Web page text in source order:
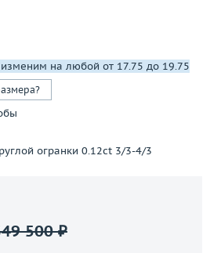
на любой от 17.75 до 19.75
огранки 0.12ct 3/3-4/3
500 ₽